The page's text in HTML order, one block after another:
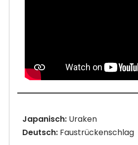
Japanisch: Uraken
Deutsch: Faustrückenschlag